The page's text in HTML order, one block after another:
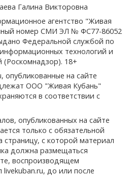
Галина Викторовна
агентство "Живая
номер СМИ ЭЛ № ФС77-86052
Федеральной службой по
технологий и
(Роскомнадзор). 18+
опубликованные на сайте
ООО "Живая Кубань"
в соответствии с
опубликованных на сайте
только с обязательной
страницу, с которой материал
должна размещаться
воспроизводящем
до или после